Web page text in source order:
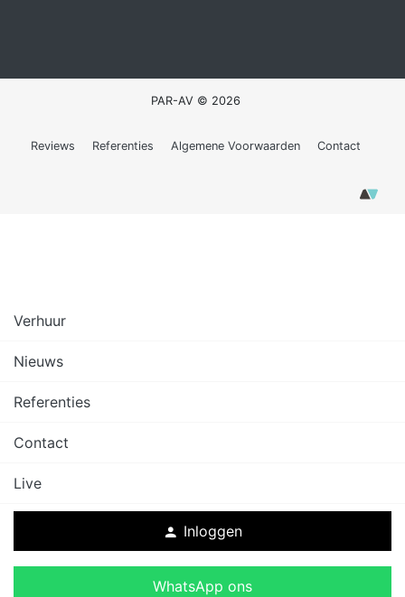
PAR-AV © 2026
Reviews Referenties Algemene Voorwaarden Contact
Verhuur
Nieuws
Referenties
Contact
Live
person Inloggen
WhatsApp ons